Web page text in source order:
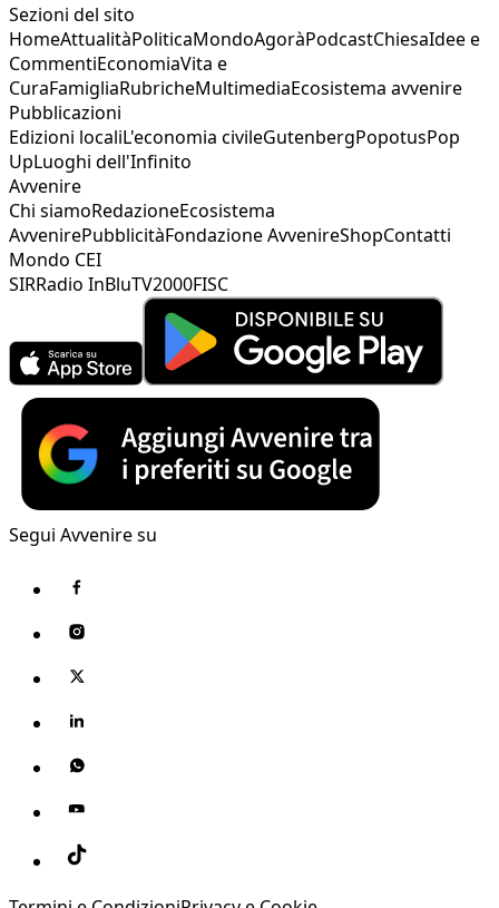
Sezioni del sito
HomeAttualitàPoliticaMondoAgoràPodcastChiesaIdee e
CommentiEconomiaVita e
CuraFamigliaRubricheMultimediaEcosistema avvenire
Pubblicazioni
Edizioni localiL'economia civileGutenbergPopotusPop
UpLuoghi dell'Infinito
Avvenire
Chi siamoRedazioneEcosistema
AvvenirePubblicitàFondazione AvvenireShopContatti
Mondo CEI
SIRRadio InBluTV2000FISC
Segui Avvenire su